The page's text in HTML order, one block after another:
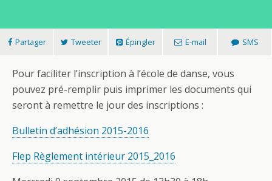
Partager Tweeter Épingler E-mail SMS
Pour faciliter l’inscription à l’école de danse, vous
pouvez pré-remplir puis imprimer les documents qui
seront à remettre le jour des inscriptions :
Bulletin d’adhésion 2015-2016
Flep Règlement intérieur 2015_2016